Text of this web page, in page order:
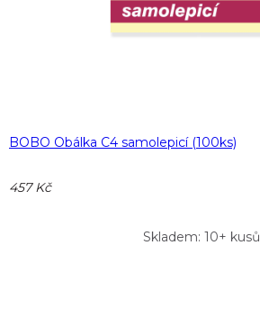
BOBO Obálka C4 samolepicí (100ks)
457 Kč
Skladem: 10+ kusů